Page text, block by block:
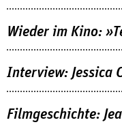
Wieder im Kino:
Interview: Jessica
Filmgeschichte: